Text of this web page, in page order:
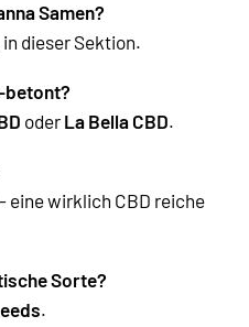
Samen?
dieser Sektion.
betont?
oder La Bella CBD.
- eine wirklich CBD reiche
Sorte?
.